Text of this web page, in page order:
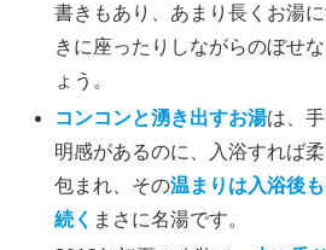
書きもあり、あまり長くお湯
きに座ったりしながらのぼせ
ょう。
コンコンと湧き出すお湯は、
明感があるのに、入浴すれば
包まれ、その温まりは入浴後
続く まさに名湯です。